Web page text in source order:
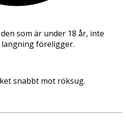
som är under 18 år, inte
föreligger.
snabbt mot röksug.